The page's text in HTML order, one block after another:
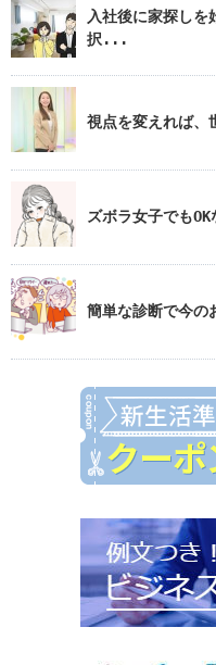
入社後に家探し
択...
視点を変えれば
ズボラ女子でも
簡単な診断で今の